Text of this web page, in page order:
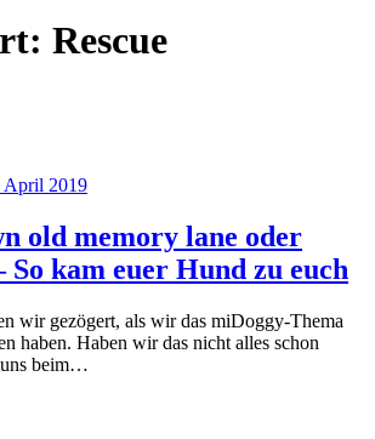
Rescue
April 2019
old memory lane oder
So kam euer Hund zu euch
wir gezögert, als wir das miDoggy-Thema
haben. Haben wir das nicht alles schon
beim…